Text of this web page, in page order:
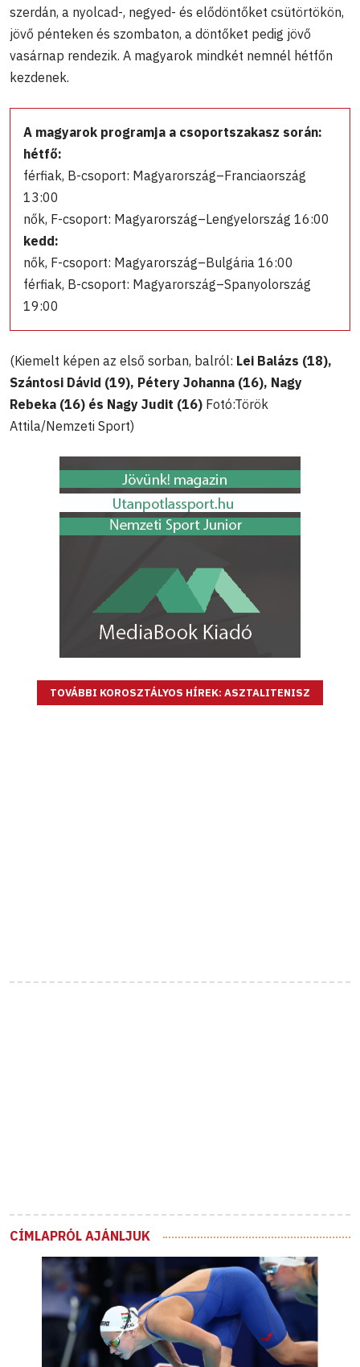
szerdán, a nyolcad-, negyed- és elődöntőket csütörtökön,
jövő pénteken és szombaton, a döntőket pedig jövő
vasárnap rendezik. A magyarok mindkét nemnél hétfőn
kezdenek.
A magyarok programja a csoportszakasz során:
hétfő:
férfiak, B-csoport: Magyarország–Franciaország
13:00
nők, F-csoport: Magyarország–Lengyelország 16:00
kedd:
nők, F-csoport: Magyarország–Bulgária 16:00
férfiak, B-csoport: Magyarország–Spanyolország
19:00
(Kiemelt képen az első sorban, balról: Lei Balázs (18),
Szántosi Dávid (19), Pétery Johanna (16), Nagy
Rebeka (16) és Nagy Judit (16) Fotó:Török
Attila/Nemzeti Sport)
TOVÁBBI KOROSZTÁLYOS HÍREK: ASZTALITENISZ
CÍMLAPRÓL AJÁNLJUK